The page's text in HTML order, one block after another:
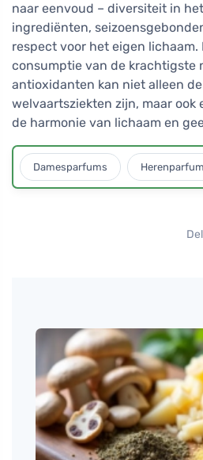
naar eenvoud – diversiteit in
ingrediënten,
respect voor het eigen lichaam.
consumptie van de krachtigste
antioxidanten kan niet alleen
welvaartsziekten zijn, maar ook
de harmonie van lichaam en
Damesparfums